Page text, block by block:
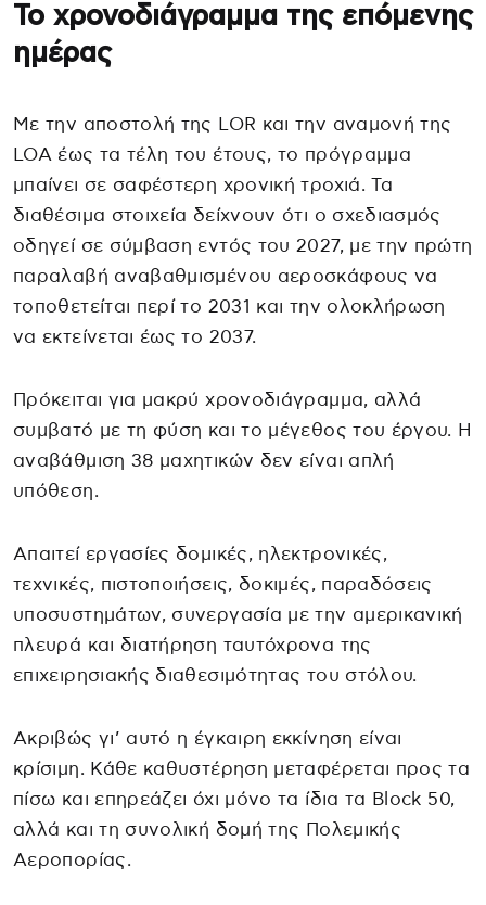
Το χρονοδιάγραμμα της επόμενης
ημέρας
Με την αποστολή της LOR και την αναμονή της
LOA έως τα τέλη του έτους, το πρόγραμμα
μπαίνει σε σαφέστερη χρονική τροχιά. Τα
διαθέσιμα στοιχεία δείχνουν ότι ο σχεδιασμός
οδηγεί σε σύμβαση εντός του 2027, με την πρώτη
παραλαβή αναβαθμισμένου αεροσκάφους να
τοποθετείται περί το 2031 και την ολοκλήρωση
να εκτείνεται έως το 2037.
Πρόκειται για μακρύ χρονοδιάγραμμα, αλλά
συμβατό με τη φύση και το μέγεθος του έργου. Η
αναβάθμιση 38 μαχητικών δεν είναι απλή
υπόθεση.
Απαιτεί εργασίες δομικές, ηλεκτρονικές,
τεχνικές, πιστοποιήσεις, δοκιμές, παραδόσεις
υποσυστημάτων, συνεργασία με την αμερικανική
πλευρά και διατήρηση ταυτόχρονα της
επιχειρησιακής διαθεσιμότητας του στόλου.
Ακριβώς γι’ αυτό η έγκαιρη εκκίνηση είναι
κρίσιμη. Κάθε καθυστέρηση μεταφέρεται προς τα
πίσω και επηρεάζει όχι μόνο τα ίδια τα Block 50,
αλλά και τη συνολική δομή της Πολεμικής
Αεροπορίας.